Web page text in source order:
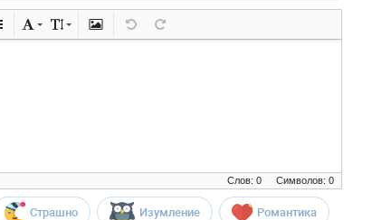
Символов: 0
Слов: 0
Страшно Изумление Романтика